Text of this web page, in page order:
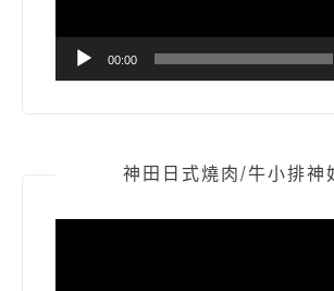
00:00
神田日式燒肉/牛小排神